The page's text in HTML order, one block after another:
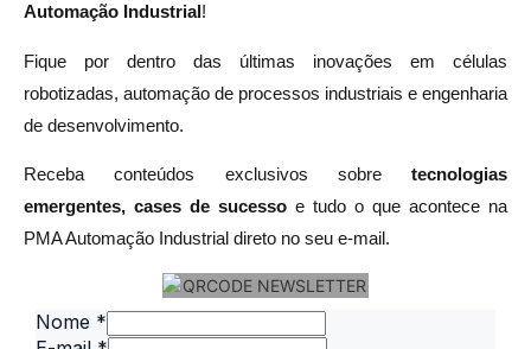
Automação Industrial!
Fique por dentro das últimas inovações em células
robotizadas, automação de processos industriais e engenharia
de desenvolvimento.
Receba conteúdos exclusivos sobre tecnologias
emergentes, cases de sucesso e tudo o que acontece na
PMA Automação Industrial direto no seu e-mail.